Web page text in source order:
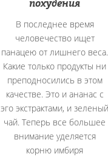
похудения
В последнее время
человечество ищет
панацею от лишнего веса.
Какие только продукты ни
преподносились в этом
качестве. Это и ананас с
эго экстрактами, и зеленый
чай. Теперь все большее
внимание уделяется
корню имбиря